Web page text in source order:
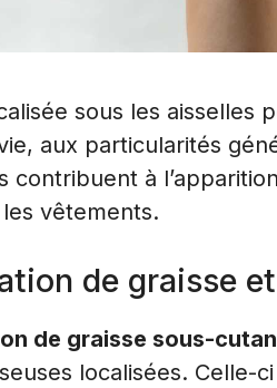
sous les
aux particularités
contribuent à
vêtements.
de graisse
de graisse sous-
localisées. Celle-